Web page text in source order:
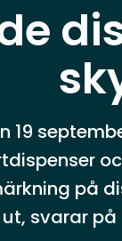
19
på
svarar